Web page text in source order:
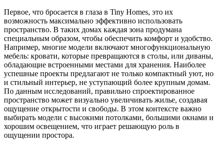
Первое, что бросается в глаза в Tiny Homes, это их
возможность максимально эффективно использовать
пространство. В таких домах каждая зона продумана
специальным образом, чтобы обеспечить комфорт и удобство.
Например, многие модели включают многофункциональную
мебель: кровати, которые превращаются в столы, или диваны,
обладающие встроенными местами для хранения. Наиболее
успешные проекты предлагают не только компактный уют, но
и стильный интерьер, не уступающий более крупным домам.
По данным исследований, правильно спроектированное
пространство может визуально увеличивать жилье, создавая
ощущение открытости и свободы. В этом контексте важно
выбирать модели с высокими потолками, большими окнами и
хорошим освещением, что играет решающую роль в
ощущении простора.